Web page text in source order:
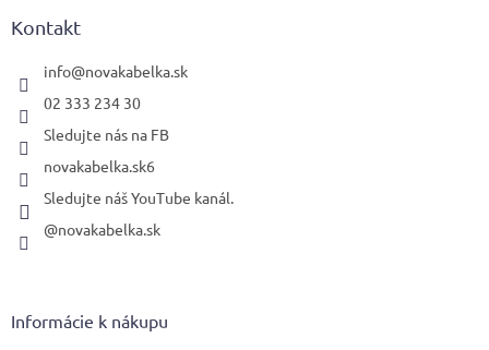
Kontakt
info@novakabelka.sk
02 333 234 30
Sledujte nás na FB
novakabelka.sk6
Sledujte náš YouTube kanál.
@novakabelka.sk
Informácie k nákupu